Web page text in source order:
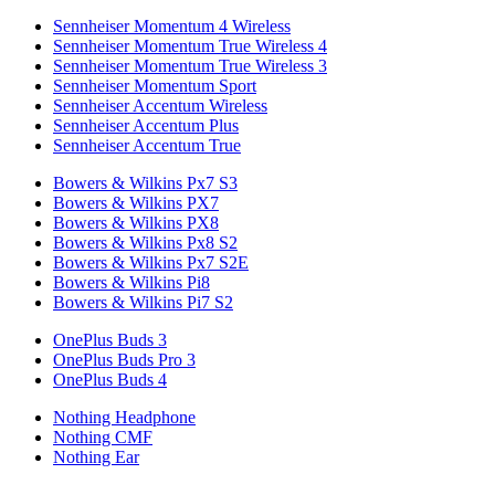
Sennheiser Momentum 4 Wireless
Sennheiser Momentum True Wireless 4
Sennheiser Momentum True Wireless 3
Sennheiser Momentum Sport
Sennheiser Accentum Wireless
Sennheiser Accentum Plus
Sennheiser Accentum True
Bowers & Wilkins Px7 S3
Bowers & Wilkins PX7
Bowers & Wilkins PX8
Bowers & Wilkins Px8 S2
Bowers & Wilkins Px7 S2E
Bowers & Wilkins Pi8
Bowers & Wilkins Pi7 S2
OnePlus Buds 3
OnePlus Buds Pro 3
OnePlus Buds 4
Nothing Headphone
Nothing CMF
Nothing Ear